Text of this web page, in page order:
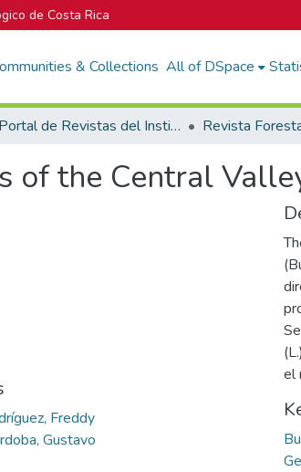
de Costa Rica
& Collections All of DSpace
Portal de Revistas del Instituto Tecnológico de Costa Rica
of the Central
Freddy
Gustavo
el